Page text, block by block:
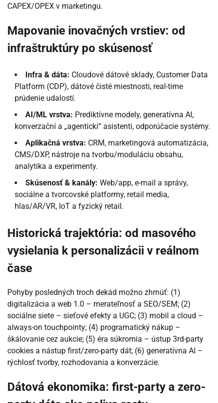
CAPEX/OPEX v marketingu.
Mapovanie inovačných vrstiev: od
infraštruktúry po skúsenosť
Infra & dáta: Cloudové dátové sklady, Customer Data
Platform (CDP), dátové čisté miestnosti, real-time
prúdenie udalostí.
AI/ML vrstva: Prediktívne modely, generatívna AI,
konverzační a „agentickí“ asistenti, odporúčacie systémy.
Aplikačná vrstva: CRM, marketingová automatizácia,
CMS/DXP, nástroje na tvorbu/moduláciu obsahu,
analytika a experimenty.
Skúsenosť & kanály: Web/app, e-mail a správy,
sociálne a tvorcovské platformy, retail media,
hlas/AR/VR, IoT a fyzický retail.
Historická trajektória: od masového
vysielania k personalizácii v reálnom
čase
Pohyby posledných troch dekád možno zhrnúť: (1)
digitalizácia a web 1.0 – merateľnosť a SEO/SEM; (2)
sociálne siete – sieťové efekty a UGC; (3) mobil a cloud –
always-on touchpointy; (4) programatický nákup –
škálovanie cez aukcie; (5) éra súkromia – ústup 3rd-party
cookies a nástup first/zero-party dát; (6) generatívna AI –
rýchlosť tvorby, rozhodovania a konverzácie.
Dátová ekonomika: first-party a zero-